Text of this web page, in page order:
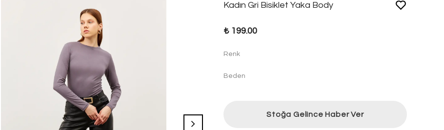
Kadın Gri Bisiklet Yaka Body
₺ 199.00
Renk
Beden
Stoğa Gelince Haber Ver